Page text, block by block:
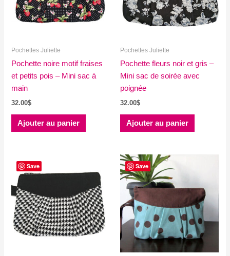
Pochettes Juliette
Pochette noire motif fraises
et petits pois – Mini sac à
main
32.00$
Ajouter au panier
Pochettes Juliette
Pochette fleurs noir et gris –
Mini sac de soirée avec
poignée
32.00$
Ajouter au panier
Save Save